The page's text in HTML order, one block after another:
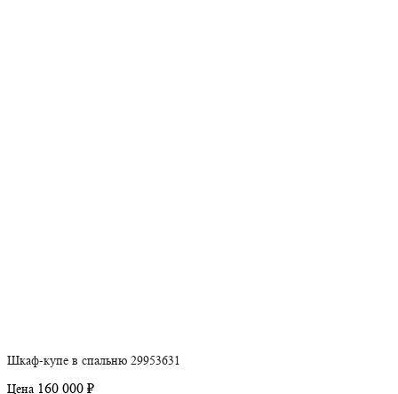
Шкаф-купе в спальню 29953631
Цена 160 000 ₽